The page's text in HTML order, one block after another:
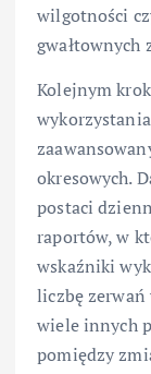
wilgotności
gwałtownych
Kolejnym
okresowych.
postaci
raportów, w
wskaźniki
liczbę
wiele innych
pomiędzy